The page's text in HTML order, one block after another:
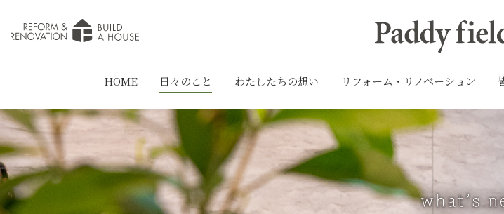
HOME 日々のこと わたしたちの想い リフォーム・リノベーション